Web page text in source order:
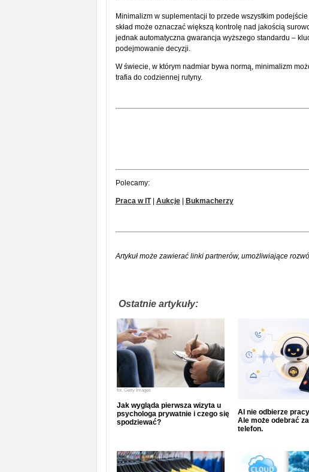
Minimalizm w suplementacji to przede wszystkim
skład może oznaczać większą kontrolę nad jakością
jednak automatyczna gwarancja wyższego standardu –
podejmowanie decyzji.
W świecie, w którym nadmiar bywa normą, minimalizm
trafia do codziennej rutyny.
Polecamy:
Praca w IT| Aukcje| Bukmacherzy
Artykuł może zawierać linki partnerów, umożliwiające
Ostatnie artykuły:
fot. Getty Images
Jak wygląda pierwsza wizyta u
psychologa prywatnie i czego się
spodziewać?
AI nie odbierze
Ale może odebrać
telefon.